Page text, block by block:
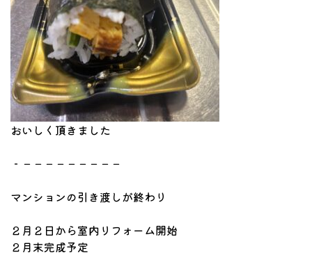
おいしく頂きました
‐－－－－－－－－－
マンションの引き渡しが終わり
２月２日から室内リフォーム開始
２月末完成予定